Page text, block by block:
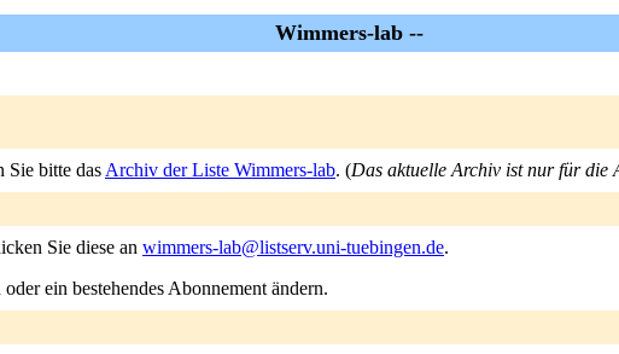
Wimmers-lab --
Sie bitte das Archiv der Liste Wimmers-lab. (Das aktuelle Archiv ist nur für die
Sie diese an wimmers-lab@listserv.uni-tuebingen.de.
ein bestehendes Abonnement ändern.